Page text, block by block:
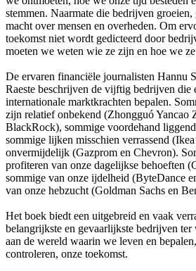
stemmen. Naarmate die bedrijven
macht over mensen en overheden. Om
toekomst niet wordt gedicteerd door
moeten we weten wie ze zijn en hoe we
De ervaren financiële journalisten Hannu
Raeste beschrijven de vijftig bedrijven die
internationale marktkrachten bepalen.
zijn relatief onbekend (Zhongguó Yancao
BlackRock), sommige voordehand
sommige lijken misschien verrassend
onvermijdelijk (Gazprom en Chevron).
profiteren van onze dagelijkse behoeften
sommige van onze ijdelheid (ByteDance
van onze hebzucht (Goldman Sachs en
Het boek biedt een uitgebreid en vaak
belangrijkste en gevaarlijkste bedrijven
aan de wereld waarin we leven en
controleren, onze toekomst.